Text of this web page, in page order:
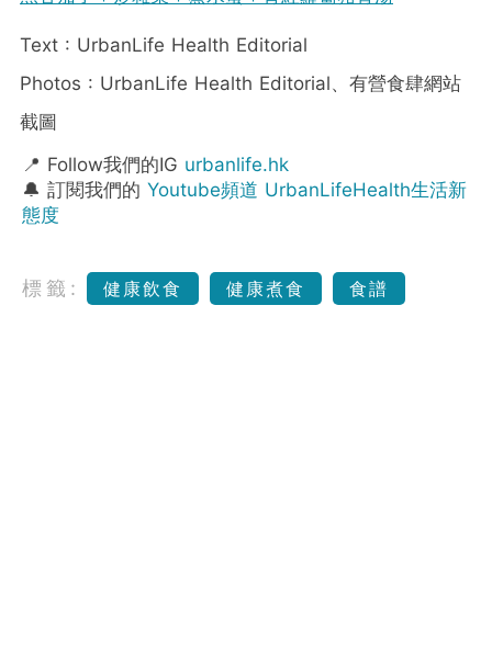
Text : UrbanLife Health Editorial
Photos : UrbanLife Health Editorial、有營食肆網站
截圖
📍 Follow我們的IG urbanlife.hk
🔔 訂閱我們的 Youtube頻道 UrbanLifeHealth生活新
態度
標籤: 健康飲食 健康煮食 食譜